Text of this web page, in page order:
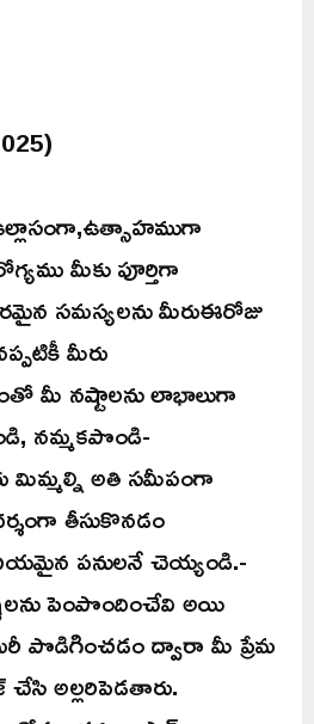
మీకు పూర్తిగా
సమస్యలను మీరుఈరోజు
మీరు
మీ నష్టాలను లాభాలుగా
నమ్మకపొండి-
మిమ్మల్ని అతి సమీపంగా
తీసుకొనడం
పనులనే చెయ్యండి.-
పెంపొందించేవి అయి
పొడిగించడం ద్వారా మీ ప్రేమ
అల్లరిపెడతారు.